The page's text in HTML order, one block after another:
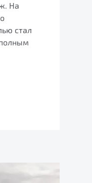
На
стал